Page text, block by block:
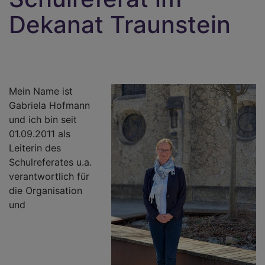
Dekanat Traunstein
Mein Name ist
Gabriela Hofmann
und ich bin seit
01.09.2011 als
Leiterin des
Schulreferates u.a.
verantwortlich für
die Organisation
und